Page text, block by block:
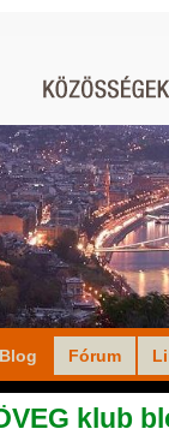
Blog Fórum
klub